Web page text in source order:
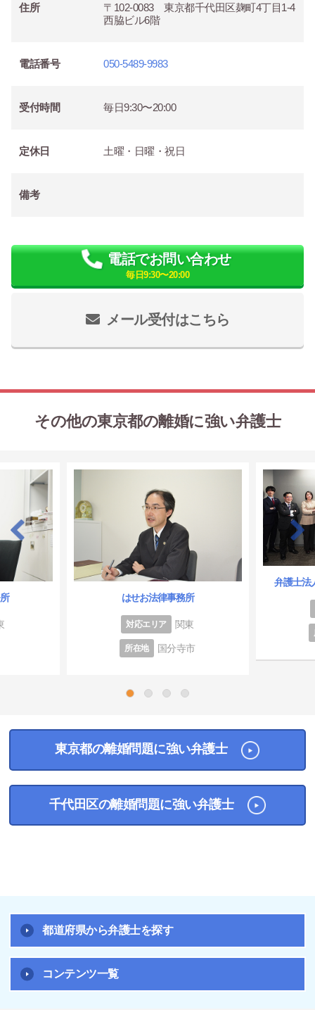
住所
〒102-0083 東京都千代田区麹町4丁目1-4
西脇ビル6階
電話番号 050-5489-9983
受付時間 毎日9:30〜20:00
定休日 土曜・日曜・祝日
備考
メール受付はこちら
電話でお問い合わせ
毎日9:30〜20:00
その他の東京都の離婚に強い弁護士
はせお法律事務所
対応エリア 関東
所在地 国分寺市
弁護士法
東京都の離婚問題に強い弁護士
千代田区の離婚問題に強い弁護士
都道府県から弁護士を探す
コンテンツ一覧